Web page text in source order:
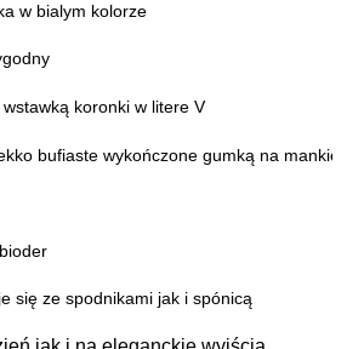
w bialym kolorze
wstawką koronki w litere V
bufiaste wykończone gumką na
się ze spodnikami jak i spónicą